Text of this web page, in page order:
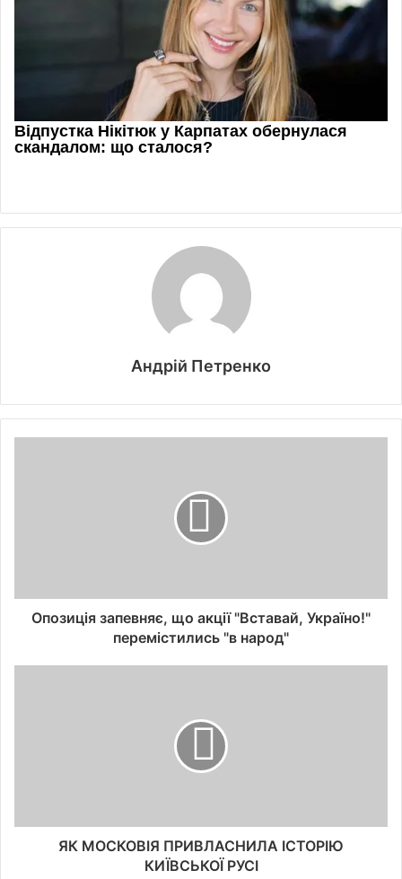
Андрій Петренко
Опозиція запевняє, що акції "Вставай, Україно!"
перемістились "в народ"
ЯК МОСКОВІЯ ПРИВЛАСНИЛА ІСТОРІЮ
КИЇВСЬКОЇ РУСІ